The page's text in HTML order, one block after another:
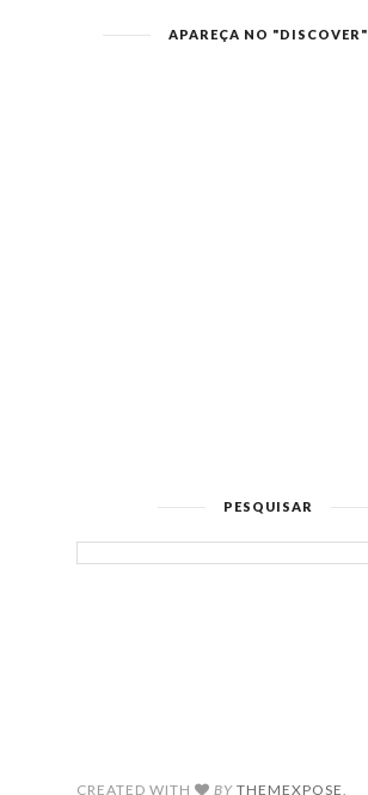
APAREÇA NO "DISCOVER"
PESQUISAR
CREATED WITH BY THEMEXPOSE.